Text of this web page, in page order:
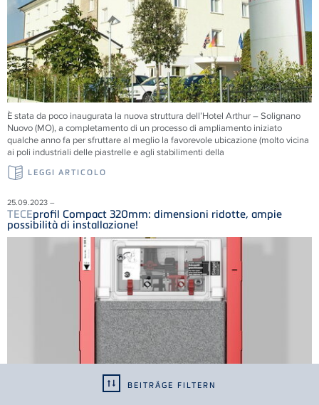
BEITRÄGE FILTERN
È stata da poco inaugurata la nuova struttura dell’Hotel Arthur – Solignano
Nuovo (MO), a completamento di un processo di ampliamento iniziato
qualche anno fa per sfruttare al meglio la favorevole ubicazione (molto vicina
ai poli industriali delle piastrelle e agli stabilimenti della
LEGGI ARTICOLO
25.09.2023 –
TECEprofil Compact 320mm: dimensioni ridotte, ampie
possibilità di installazione!